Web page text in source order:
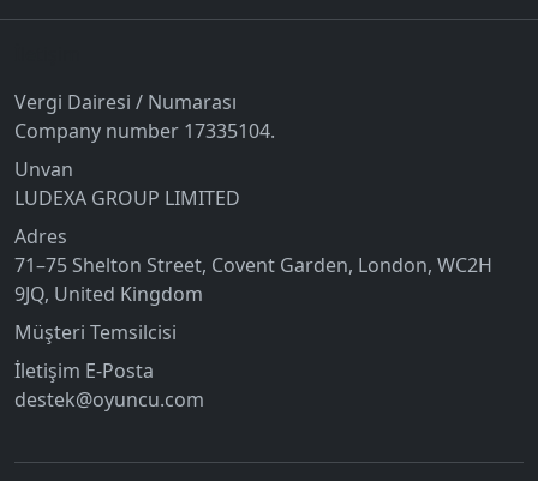
Vergi Dairesi / Numarası
Company number 17335104.
Unvan
LUDEXA GROUP LIMITED
Adres
71–75 Shelton Street, Covent Garden, London, WC2H
9JQ, United Kingdom
Müşteri Temsilcisi
İletişim E-Posta
destek@oyuncu.com